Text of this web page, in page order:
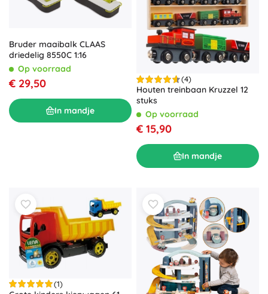
Bruder maaibalk CLAAS
driedelig 8550C 1:16
Op voorraad
€ 29,50
In mandje
(4)
Houten treinbaan Kruzzel 12
stuks
Op voorraad
€ 15,90
In mandje
(1)